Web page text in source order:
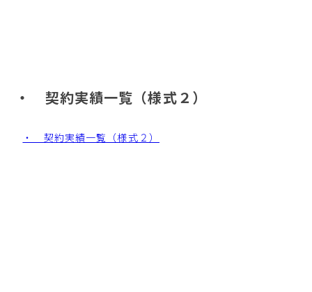
・ 契約実績一覧（様式２）
・ 契約実績一覧（様式２）